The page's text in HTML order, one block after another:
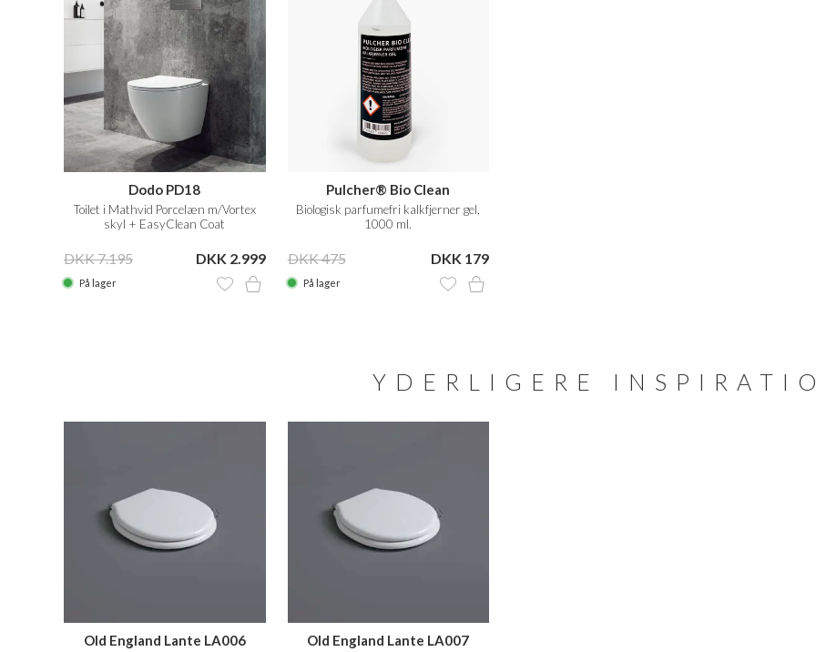
Dodo PD18
Toilet i Mathvid Porcelæn m/Vortex
skyl + EasyClean Coat
DKK 7.195 DKK 2.999
På lager
Pulcher® Bio Clean
Biologisk parfumefri kalkfjerner gel,
1000 ml.
DKK 475 DKK 179
På lager
YDERLIGERE
Old England Lante LA006 Old England Lante LA007